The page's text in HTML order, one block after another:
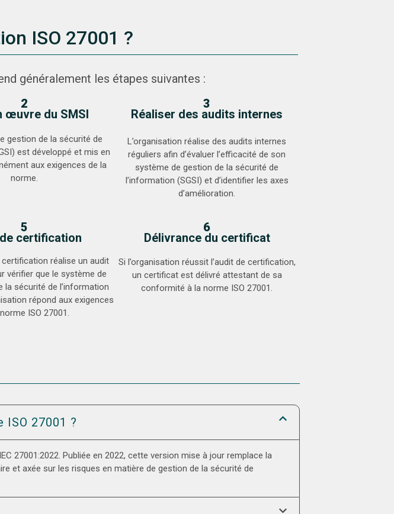
ISO 27001 ?
généralement les étapes suivantes :
2
œuvre du SMSI
gestion de la sécurité de
est développé et mis en
aux exigences de la
norme.
3
Réaliser des audits internes
L’organisation réalise des audits internes
réguliers afin d’évaluer l’efficacité de son
système de gestion de la sécurité de
l’information (SGSI) et d’identifier les axes
d’amélioration.
5
certification
certification réalise un audit
vérifier que le système de
la sécurité de l’information
répond aux exigences
ISO 27001.
6
Délivrance du certificat
Si l’organisation réussit l’audit de certification,
un certificat est délivré attestant de sa
conformité à la norme ISO 27001.
ISO 27001 ?
27001:2022. Publiée en 2022, cette version mise à jour remplace la
et axée sur les risques en matière de gestion de la sécurité de